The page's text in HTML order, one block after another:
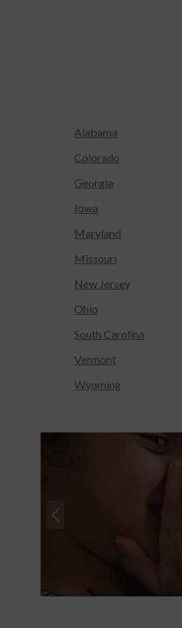
Alabama
Colorado
Georgia
Iowa
Maryland
Missouri
New Jersey
Ohio
South Carolina
Vermont
Wyoming